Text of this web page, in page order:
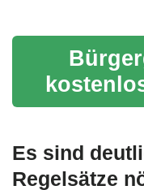
Es sind
Regelsätze